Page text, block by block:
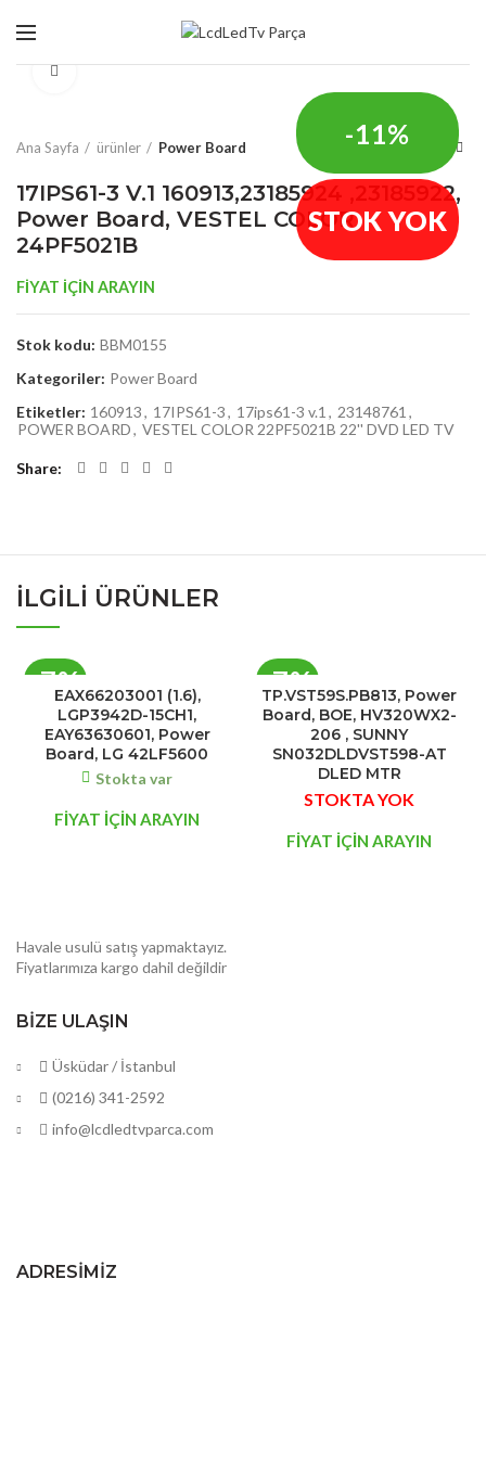
-11%
STOK YOK
Ana Sayfa ürünler Power Board
17IPS61-3 V.1 160913,23185924 ,23185922,
Power Board, VESTEL COLOR
24PF5021B
FİYAT İÇİN ARAYIN
Stok kodu: BBM0155
Kategoriler: Power Board
Etiketler: 160913, 17IPS61-3, 17ips61-3 v.1 , 23148761 ,
POWER BOARD, VESTEL COLOR 22PF5021B 22'' DVD LED TV
Share
İLGILI ÜRÜNLER
-7%EAX66203001 (1.6),
LGP3942D-15CH1,
EAY63630601, Power
Board, LG 42LF5600
FİYAT İÇİN ARAYIN
Stokta var
-7%
STOK
YOK
TP.VST59S.PB813, Power
Board, BOE, HV320WX2-
206 , SUNNY
SN032DLDVST598-AT
DLED MTR
FİYAT İÇİN ARAYIN
STOKTA YOK
Havale usulü satış yapmaktayız.
Fiyatlarımıza kargo dahil değildir
BIZE ULAŞIN
Üsküdar / İstanbul
(0216) 341-2592
info@lcdledtvparca.com
ADRESIMIZ